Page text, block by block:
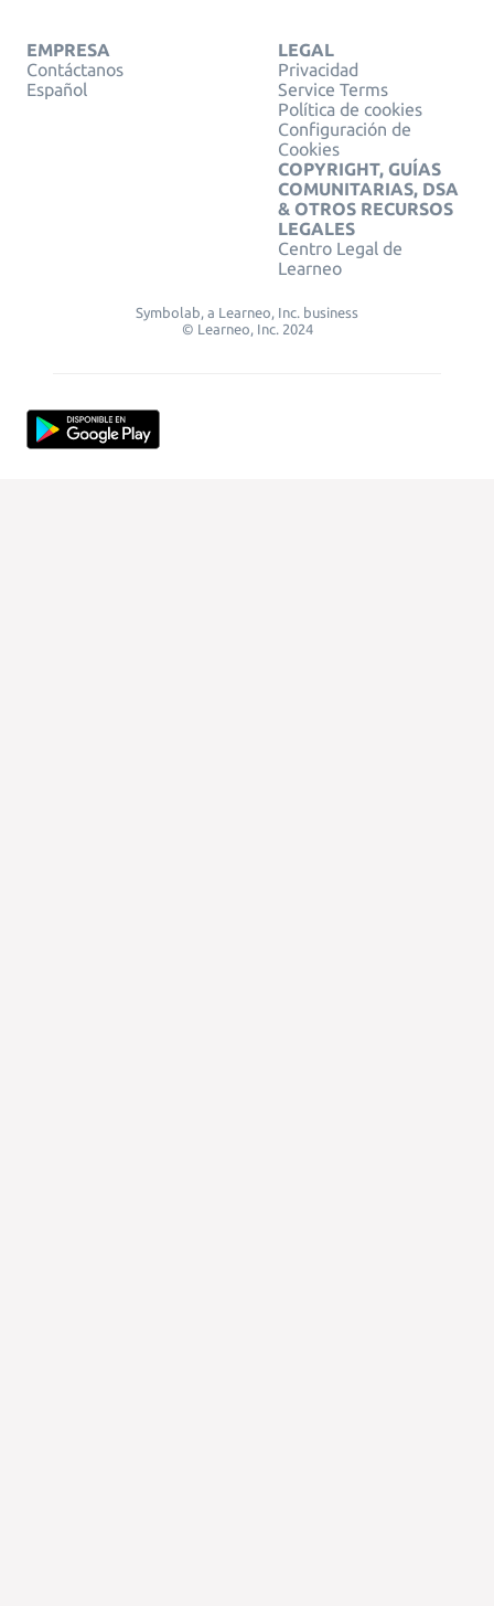
EMPRESA
Contáctanos
Español
LEGAL
Privacidad
Service Terms
Política de cookies
Configuración de
Cookies
COPYRIGHT, GUÍAS
COMUNITARIAS, DSA
& OTROS RECURSOS
LEGALES
Centro Legal de
Learneo
Symbolab, a Learneo, Inc. business
© Learneo, Inc. 2024